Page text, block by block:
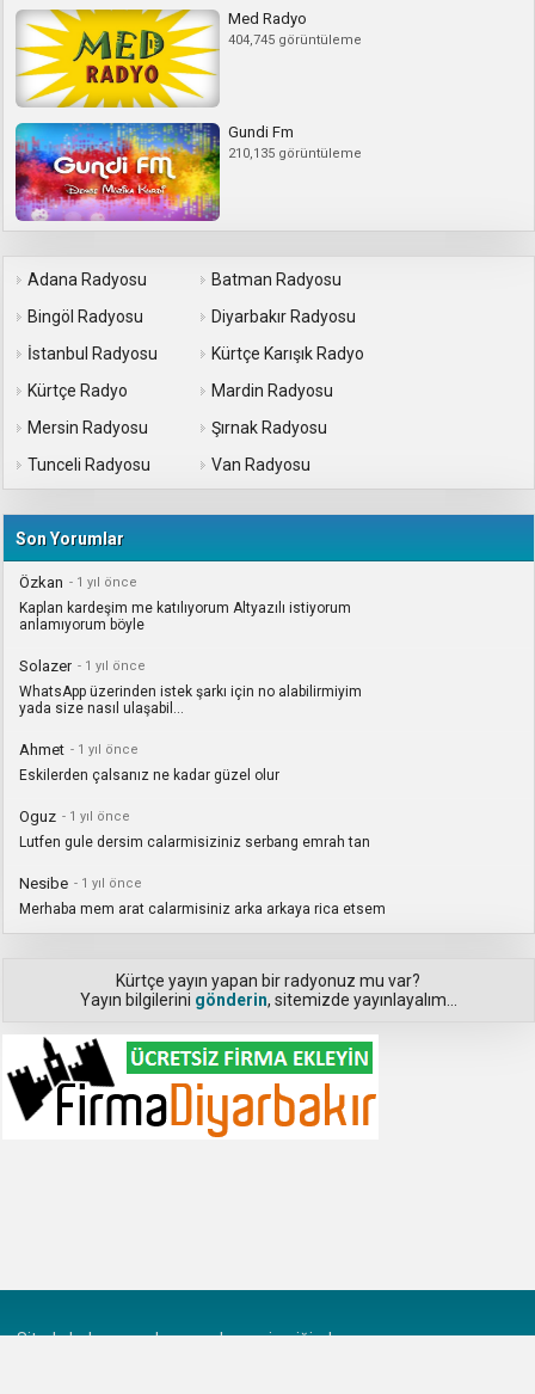
Med Radyo
404,745 görüntüleme
Gundi Fm
210,135 görüntüleme
Adana Radyosu
Batman Radyosu
Bingöl Radyosu
Diyarbakır Radyosu
İstanbul Radyosu
Kürtçe Karışık Radyo
Kürtçe Radyo
Mardin Radyosu
Mersin Radyosu
Şırnak Radyosu
Tunceli Radyosu
Van Radyosu
Son Yorumlar
Özkan - 1 yıl önce
Kaplan kardeşim me katılıyorum Altyazılı istiyorum
anlamıyorum böyle
Solazer - 1 yıl önce
WhatsApp üzerinden istek şarkı için no alabilirmiyim
yada size nasıl ulaşabil...
Ahmet - 1 yıl önce
Eskilerden çalsanız ne kadar güzel olur
Oguz - 1 yıl önce
Lutfen gule dersim calarmisiziniz serbang emrah tan
Nesibe - 1 yıl önce
Merhaba mem arat calarmisiniz arka arkaya rica etsem
Kürtçe yayın yapan bir radyonuz mu var?
Yayın bilgilerini gönderin, sitemizde yayınlayalım...
Sitede bulunan radyo yayınlarının içeriğinden